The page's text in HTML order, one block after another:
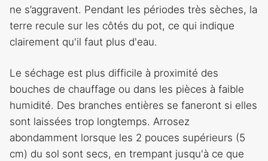
ne s’aggravent. Pendant les périodes très sèches, la
terre recule sur les côtés du pot, ce qui indique
clairement qu'il faut plus d'eau.
Le séchage est plus difficile à proximité des
bouches de chauffage ou dans les pièces à faible
humidité. Des branches entières se faneront si elles
sont laissées trop longtemps. Arrosez
abondamment lorsque les 2 pouces supérieurs (5
cm) du sol sont secs, en trempant jusqu'à ce que